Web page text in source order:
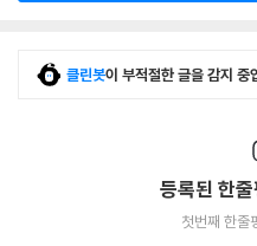
클린봇이 부적절한 글을 감지 중
등록된 한
첫번째 한줄